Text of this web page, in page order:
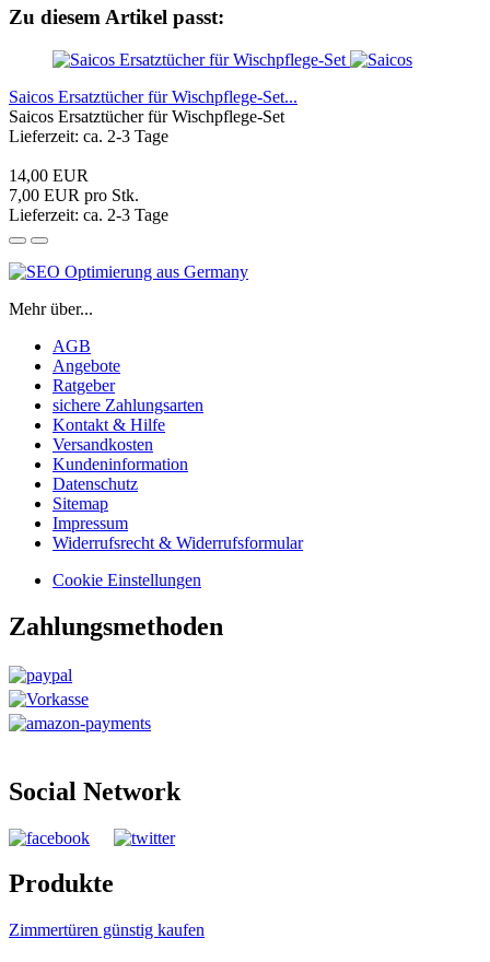
Zu diesem Artikel passt:
Saicos Ersatztücher für Wischpflege-Set...
Saicos Ersatztücher für Wischpflege-Set
Lieferzeit: ca. 2-3 Tage
14,00 EUR
7,00 EUR pro Stk.
Lieferzeit: ca. 2-3 Tage
Mehr über...
AGB
Angebote
Ratgeber
sichere Zahlungsarten
Kontakt & Hilfe
Versandkosten
Kundeninformation
Datenschutz
Sitemap
Impressum
Widerrufsrecht & Widerrufsformular
Cookie Einstellungen
Zahlungsmethoden
Social Network
Produkte
Zimmertüren günstig kaufen